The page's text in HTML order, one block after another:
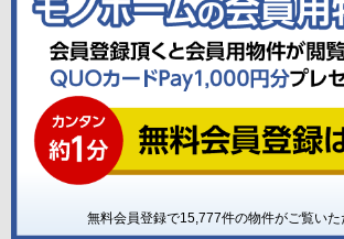
無料会員登録で15,777件の物件がご覧いた